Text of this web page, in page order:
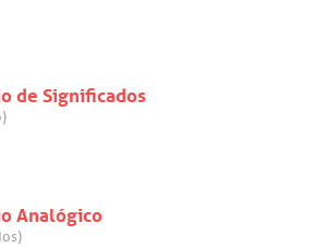
de Significados
Analógico